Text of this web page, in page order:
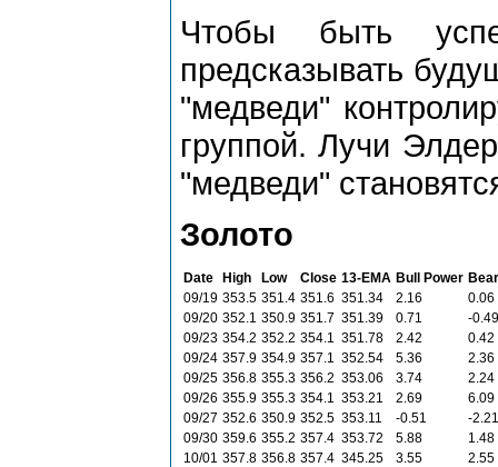
Чтобы быть
предсказывать
"медведи"
группой. Лучи
"медведи"
Золото
Date High Low Close 13-ЕМА Bull Power
09/19 353.5 351.4 351.6 351.34 2.16
0.06
09/20 352.1 350.9 351.7 351.39 0.71
-0.49
09/23 354.2 352.2 354.1 351.78 2.42
0.42
09/24 357.9 354.9 357.1 352.54 5.36
2.36
09/25 356.8 355.3 356.2 353.06 3.74
2.24
09/26 355.9 355.3 354.1 353.21 2.69
6.09
09/27 352.6 350.9 352.5 353.11 -0.51
-2.21
09/30 359.6 355.2 357.4 353.72 5.88
1.48
10/01 357.8 356.8 357.4 345.25 3.55
2.55